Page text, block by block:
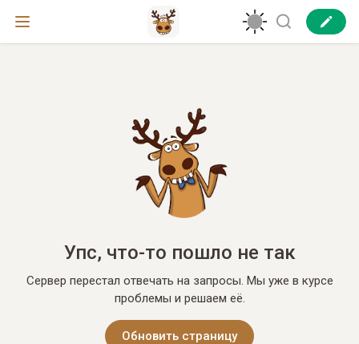
Упс, что-то пошло не так
Сервер перестал отвечать на запросы. Мы уже в курсе
проблемы и решаем её.
Обновить страницу